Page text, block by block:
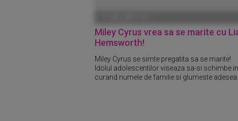
Miley Cyrus vrea sa se marite cu
Hemsworth!
Miley Cyrus se simte pregatita sa se marite!
Idolul adolescentilor viseaza sa-si schimbe in
curand numele de familie si glumeste adesea...